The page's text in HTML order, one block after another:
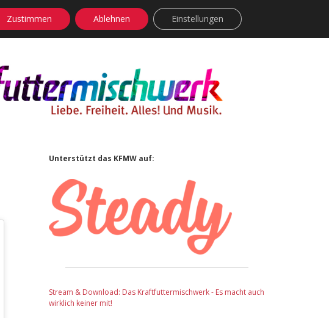
facebook
instagram
rss soundcloud
vimeoBluesky
Sidebar
Unterstützt das KFMW auf:
Stream & Download: Das Kraftfuttermischwerk - Es macht auch
wirklich keiner mit!
Zustimmen Ablehnen Einstellungen